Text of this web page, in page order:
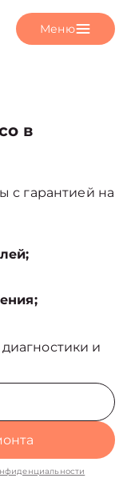
Меню
в
с гарантией на
и